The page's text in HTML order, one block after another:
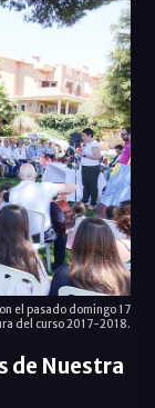
el pasado domingo 17
del curso 2017-2018.
de Nuestra